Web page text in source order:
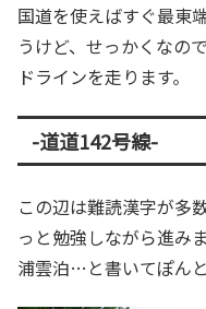
国道を使えばすぐ最東
うけど、せっかくなの
ドラインを走ります。
-道道142号線-
この辺は難読漢字が多
っと勉強しながら進みま
浦雲泊…と書いてぽん